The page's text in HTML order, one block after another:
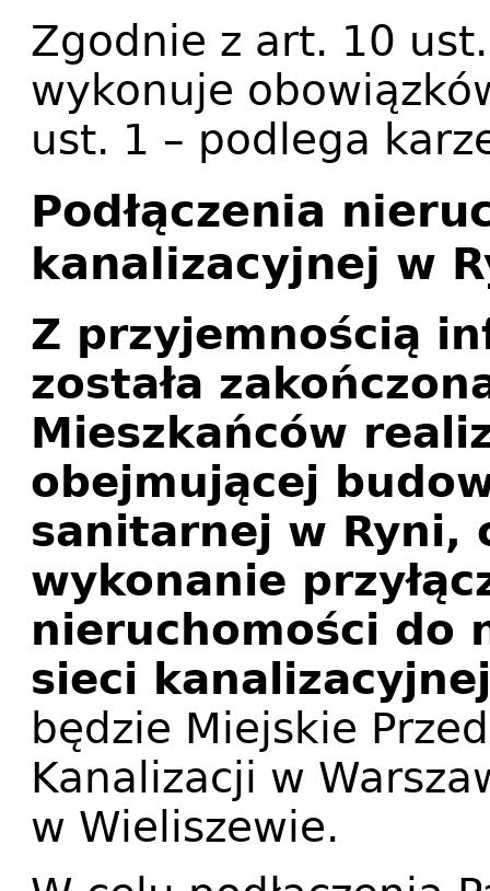
Zgodnie z art. 10
wykonuje
ust. 1 – podlega
Podłączenia
kanalizacyjnej w
Z przyjemnością
została
Mieszkańców
obejmującej
sanitarnej w Ryni,
wykonanie
nieruchomości do
sieci
będzie Miejskie
Kanalizacji w
w Wieliszewie.